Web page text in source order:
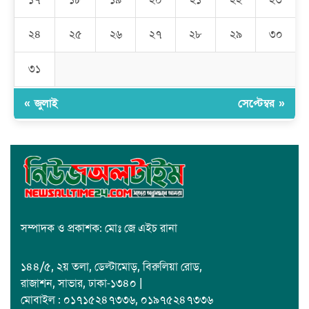
রমজান উপলক্ষে সাভারে মানবাধিকার সংস্থার ইফতার
জাবাল-ই-নূর মডেল মাদ্রাসায় ১২তম বার্ষিক পুরস্কার বিতরণ ও বালিকা
২৪ ২৫ ২৬ ২৭ ২৮ ২৯ ৩০
৩১
« জুলাই সেপ্টেম্বর »
সম্পাদক ও প্রকাশক: মোঃ জে এইচ রানা
১৪৪/৫, ২য় তলা, ডেল্টামোড়, বিরুলিয়া রোড,
রাজাশন, সাভার, ঢাকা-১৩৪০ |
মোবাইল : ০১৭১৫২৪৭৩৩৬, ০১৯৭৫২৪৭৩৩৬